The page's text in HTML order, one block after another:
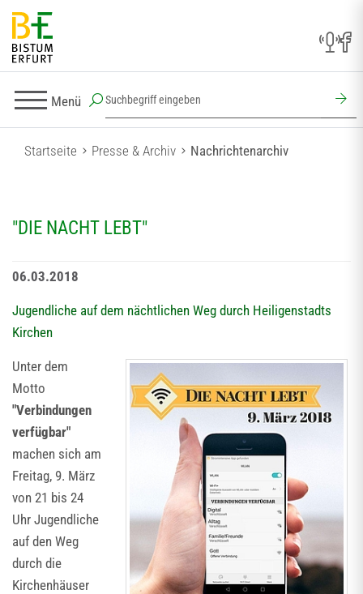
Menü
Startseite Presse & Archiv Nachrichtenarchiv
"DIE NACHT LEBT"
06.03.2018
Jugendliche auf dem nächtlichen Weg durch Heiligenstadts
Kirchen
Unter dem
Motto
"Verbindungen
verfügbar"
machen sich am
Freitag, 9. März
von 21 bis 24
Uhr Jugendliche
auf den Weg
durch die
Kirchenhäuser